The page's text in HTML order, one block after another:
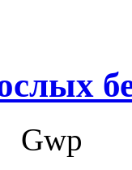
Gwp